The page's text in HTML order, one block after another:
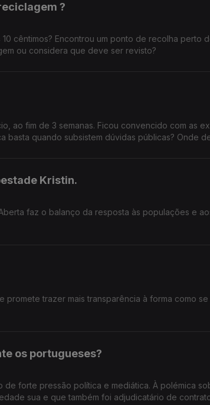
?
cêntimos? Encontrou um ponto de recolha perto
ou considera que deve ser revisto?
ao fim de 3 semanas. Ficou convencido com as
basta quando subsistem dúvidas públicas? Onde
Kristin.
faz o balanço da resposta às populações e
promete trazer mais transparência à forma como se
os portugueses?
de forte pressão política e mediática. À polémica
sua e que também foi adjudicatário de